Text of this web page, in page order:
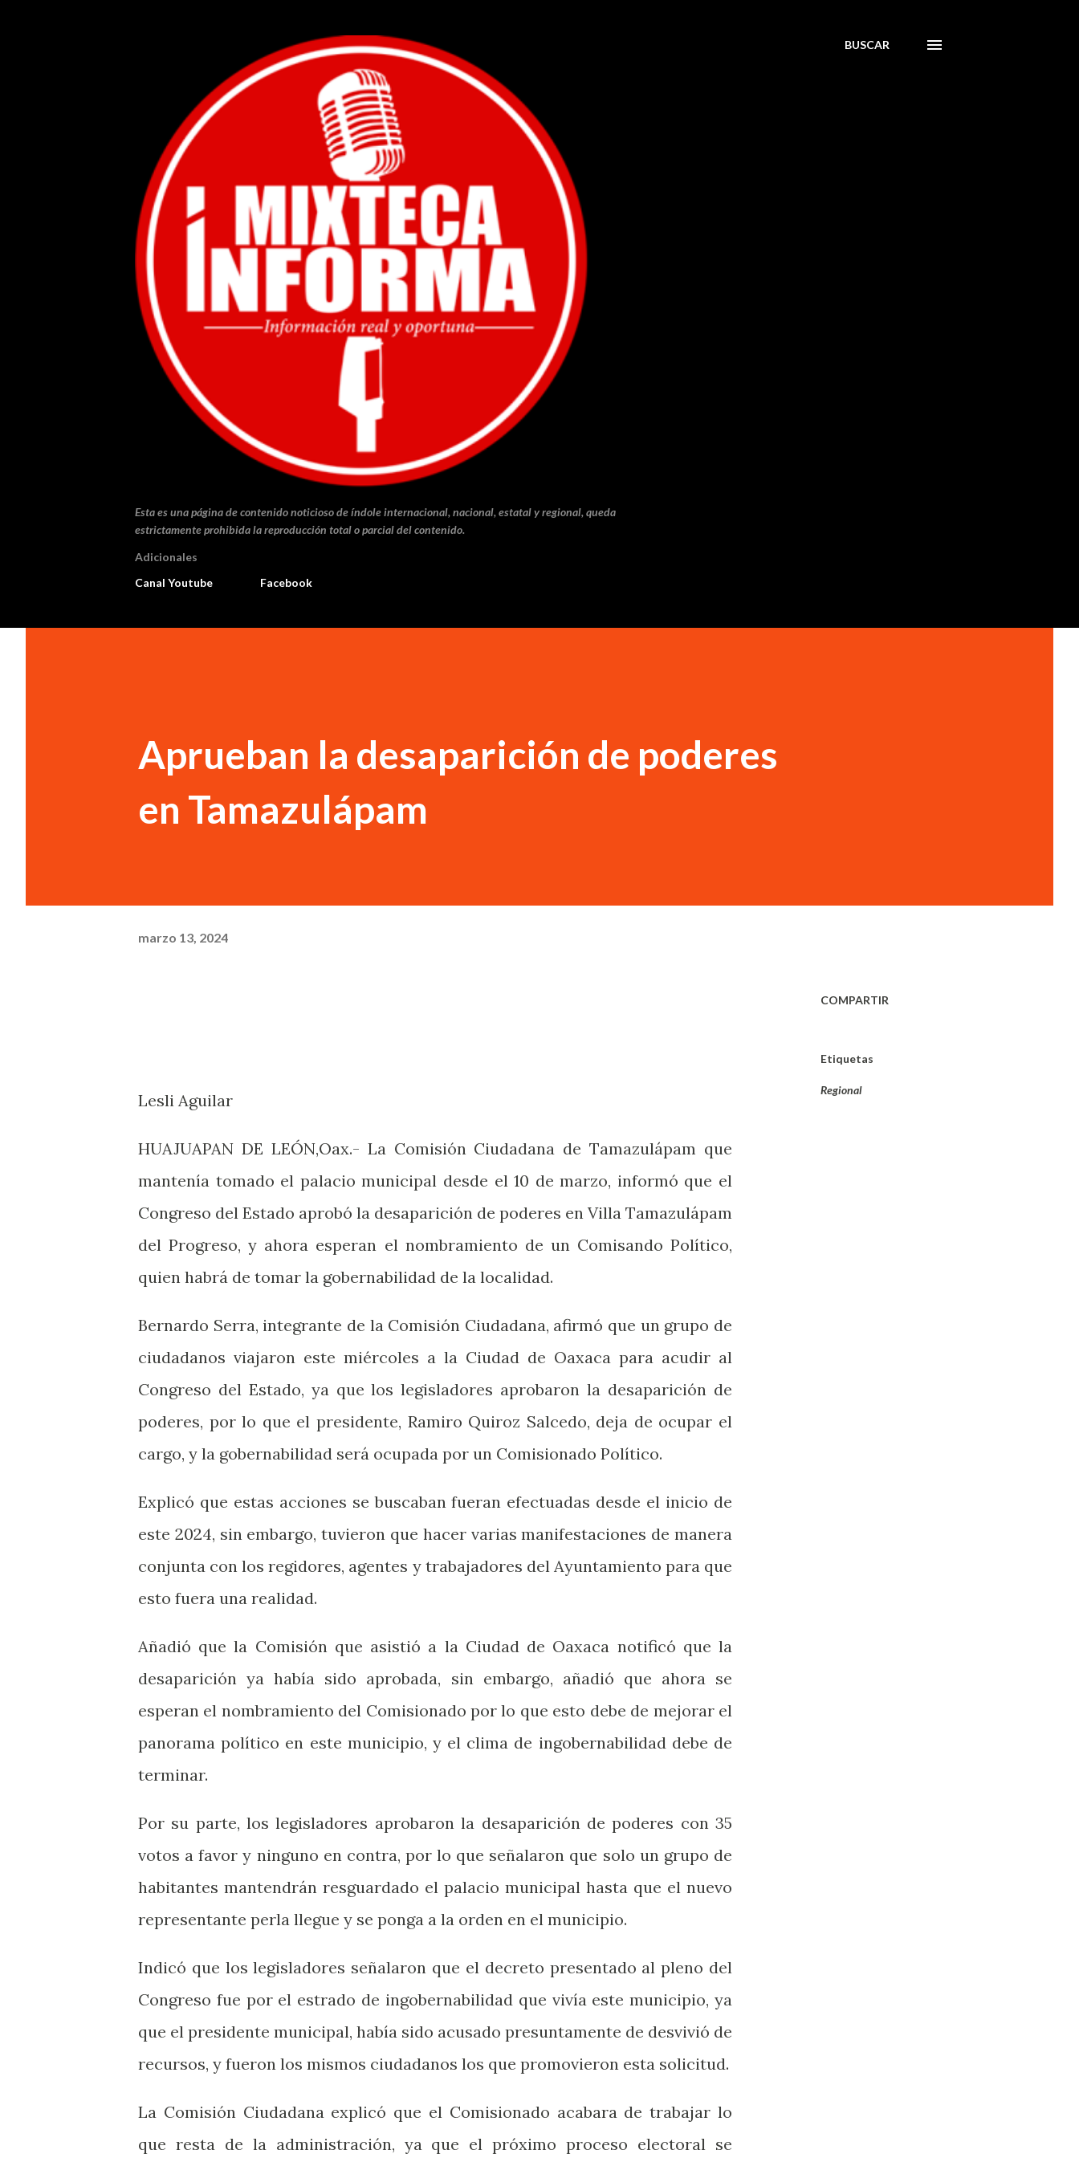
Esta es una página de contenido noticioso de índole internacional, nacional, estatal y regional, queda
estrictamente prohibida la reproducción total o parcial del contenido.
BUSCAR
Adicionales
Canal Youtube
Facebook
Aprueban la desaparición de poderes
en Tamazulápam
marzo 13, 2024
Lesli Aguilar
HUAJUAPAN DE LEÓN,Oax.- La Comisión Ciudadana de Tamazulápam que
mantenía tomado el palacio municipal desde el 10 de marzo, informó que el
Congreso del Estado aprobó la desaparición de poderes en Villa Tamazulápam
del Progreso, y ahora esperan el nombramiento de un Comisando Político,
quien habrá de tomar la gobernabilidad de la localidad.
Bernardo Serra, integrante de la Comisión Ciudadana, afirmó que un grupo de
ciudadanos viajaron este miércoles a la Ciudad de Oaxaca para acudir al
Congreso del Estado, ya que los legisladores aprobaron la desaparición de
poderes, por lo que el presidente, Ramiro Quiroz Salcedo, deja de ocupar el
cargo, y la gobernabilidad será ocupada por un Comisionado Político.
Explicó que estas acciones se buscaban fueran efectuadas desde el inicio de
este 2024, sin embargo, tuvieron que hacer varias manifestaciones de manera
conjunta con los regidores, agentes y trabajadores del Ayuntamiento para que
esto fuera una realidad.
Añadió que la Comisión que asistió a la Ciudad de Oaxaca notificó que la
desaparición ya había sido aprobada, sin embargo, añadió que ahora se
esperan el nombramiento del Comisionado por lo que esto debe de mejorar el
panorama político en este municipio, y el clima de ingobernabilidad debe de
terminar.
Por su parte, los legisladores aprobaron la desaparición de poderes con 35
votos a favor y ninguno en contra, por lo que señalaron que solo un grupo de
habitantes mantendrán resguardado el palacio municipal hasta que el nuevo
representante perla llegue y se ponga a la orden en el municipio.
Indicó que los legisladores señalaron que el decreto presentado al pleno del
Congreso fue por el estrado de ingobernabilidad que vivía este municipio, ya
que el presidente municipal, había sido acusado presuntamente de desvivió de
recursos, y fueron los mismos ciudadanos los que promovieron esta solicitud.
La Comisión Ciudadana explicó que el Comisionado acabara de trabajar lo
que resta de la administración, ya que el próximo proceso electoral se
COMPARTIR
Etiquetas
Regional